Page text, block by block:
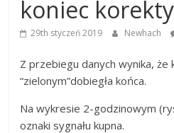
Analizy
Finansowe
Analiza
koniec
29th styczeń 2019 Newhach
Z przebiegu danych wynika, że
“zielonym”dobiegła końca.
Na wykresie 2-godzinowym
oznaki sygnału kupna.